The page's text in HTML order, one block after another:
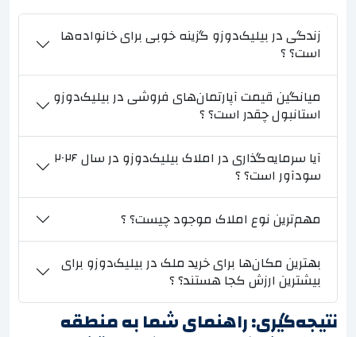
زندگی در بیلیک‌دوزو گزینه خوبی برای خانواده‌ها
است؟ ؟
میانگین قیمت آپارتمان‌های فروشی در بیلیک‌دوزو
استانبول چقدر است؟ ؟
آیا سرمایه‌گذاری در املاک بیلیک‌دوزو در سال ۲۰۲۶
سودآور است؟ ؟
مهم‌ترین نوع املاک موجود چیست؟ ؟
بهترین مکان‌ها برای خرید ملک در بیلیک‌دوزو برای
بیشترین ارزش کجا هستند؟ ؟
نتیجه‌گیری: راهنمای شما به منطقه